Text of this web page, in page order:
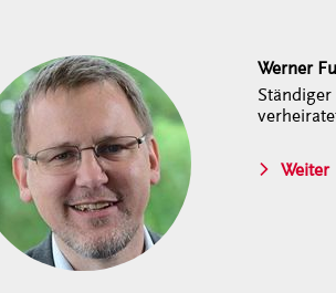
Werner
Weiter